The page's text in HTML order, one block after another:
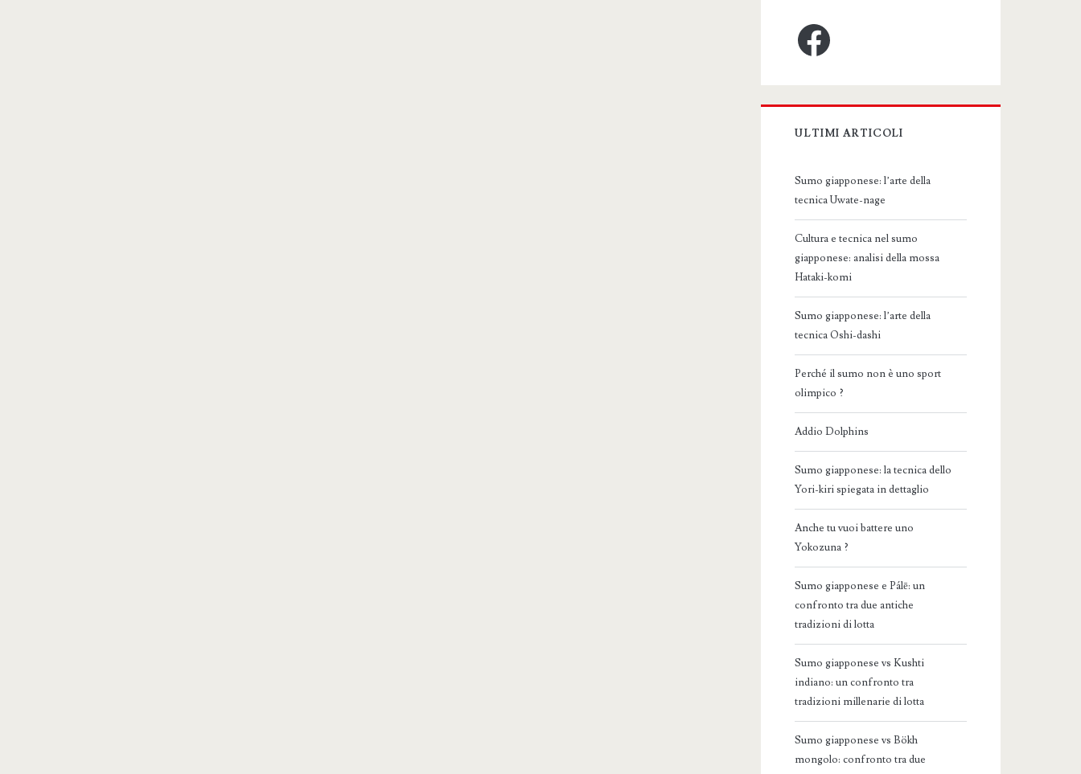
Facebook
ULTIMI ARTICOLI
Sumo giapponese: l’arte della
tecnica Uwate-nage
Cultura e tecnica nel sumo
giapponese: analisi della mossa
Hataki-komi
Sumo giapponese: l’arte della
tecnica Oshi-dashi
Perché il sumo non è uno sport
olimpico ?
Addio Dolphins
Sumo giapponese: la tecnica dello
Yori-kiri spiegata in dettaglio
Anche tu vuoi battere uno
Yokozuna ?
Sumo giapponese e Pálē: un
confronto tra due antiche
tradizioni di lotta
Sumo giapponese vs Kushti
indiano: un confronto tra
tradizioni millenarie di lotta
Sumo giapponese vs Bökh
mongolo: confronto tra due